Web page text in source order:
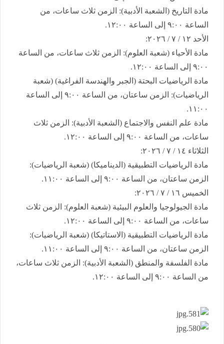
​مادة التاريخ (الشعبة الأدبية): الزمن ثلاث ساعات، من
الساعة ٩:٠٠ إلى الساعة ١٢:٠٠.
​الأحد ١٢ / ٧ / ٢٠٢٦:
​مادة الأحياء (شعبة العلوم): الزمن ثلاث ساعات، من الساعة
٩:٠٠ إلى الساعة ١٢:٠٠.
​مادة الرياضيات البحتة (الجبر والهندسة الفراغية) (شعبة
الرياضيات): الزمن ساعتان، من الساعة ٩:٠٠ إلى الساعة
١١:٠٠.
​مادة علم النفس والاجتماع (الشعبة الأدبية): الزمن ثلاث
ساعات، من الساعة ٩:٠٠ إلى الساعة ١٢:٠٠.
​الثلاثاء ١٤ / ٧ / ٢٠٢٦:
​مادة الرياضيات التطبيقية (الديناميكا) (شعبة الرياضيات):
الزمن ساعتان، من الساعة ٩:٠٠ إلى الساعة ١١:٠٠.
​الخميس ١٦ / ٧ / ٢٠٢٦:
​مادة الجيولوجيا والعلوم البيئية (شعبة العلوم): الزمن ثلاث
ساعات، من الساعة ٩:٠٠ إلى الساعة ١٢:٠٠.
​مادة الرياضيات التطبيقية (الاستاتيكا) (شعبة الرياضيات):
الزمن ساعتان، من الساعة ٩:٠٠ إلى الساعة ١١:٠٠.
​مادة الفلسفة والمنطق (الشعبة الأدبية): الزمن ثلاث ساعات،
من الساعة ٩:٠٠ إلى الساعة ١٢:٠٠.